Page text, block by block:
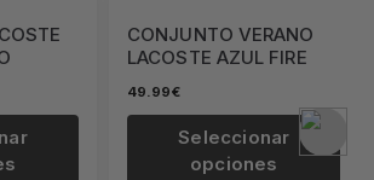
CONJUNTO VERANO
LACOSTE AZUL FIRE
LACOSTE